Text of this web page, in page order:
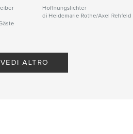
Hoffnungslichter
di Heidemarie Rothe/Axel Rehfeld
VEDI ALTRO